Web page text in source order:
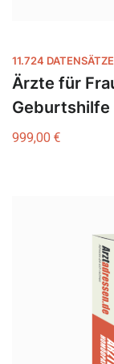
11.724 DATENSÄTZE
Ärzte für
Geburtshilfe
999,00€